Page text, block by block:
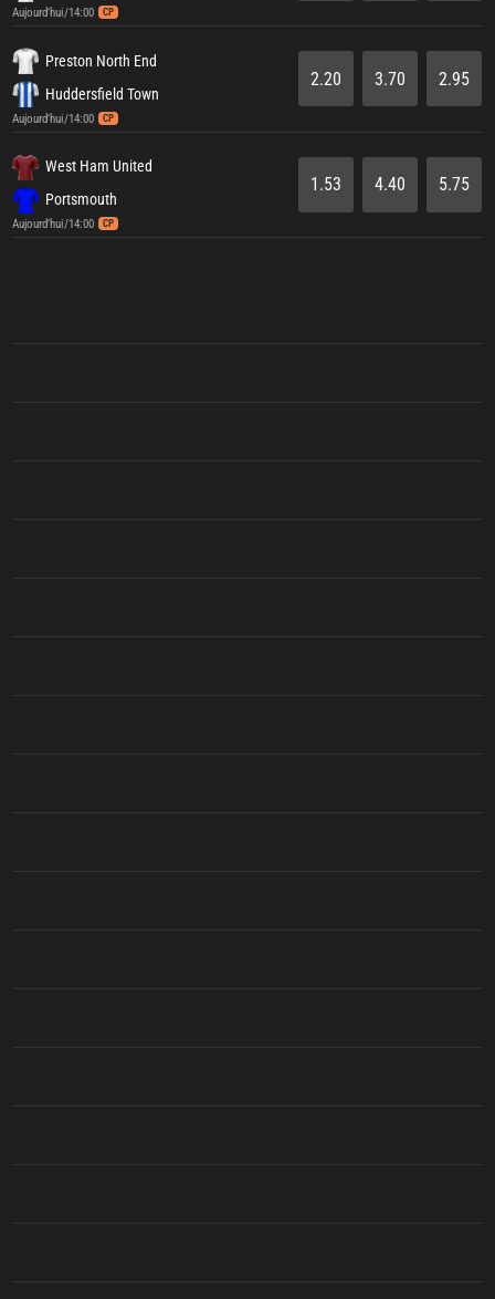
Aujourd'hui/14:00 CP
Preston North End
Huddersfield Town
Aujourd'hui/14:00 CP
2.20 3.70 2.95
West Ham United
Portsmouth
Aujourd'hui/14:00 CP
1.53 4.40 5.75